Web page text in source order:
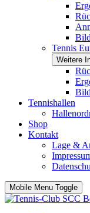
Tennis
Weitere
Tennishallen
Shop
Kontakt
Lage &
Mobile Menu Toggle